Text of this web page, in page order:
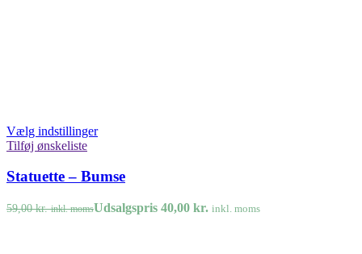
Vælg indstillinger
Tilføj ønskeliste
Statuette – Bumse
59,00kr. inkl. momsUdsalgspris 40,00 kr. inkl. moms